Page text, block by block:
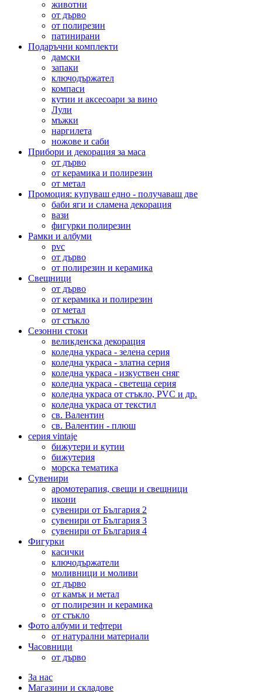
животни
от дърво
от полирезин
патинирани
Подаръчни комплекти
дамски
запаки
ключодържател
компаси
кутии и аксесоари за вино
Лули
мъжки
наргилета
ножове и саби
Прибори и декорация за маса
от дърво
от керамика и полирезин
от метал
Промоция: купуваш едно - получаваш две
баби яги и сламена декорация
вази
фигурки полирезин
Рамки и албуми
pvc
от дърво
от полирезин и керамика
Свещници
от дърво
от керамика и полирезин
от метал
от стъкло
Сезонни стоки
великденска декорация
коледна украса - зелена серия
коледна украса - златна серия
коледна украса - изкуствен сняг
коледна украса - светеща серия
коледна украса от стъкло, PVC и др.
коледна украса от текстил
св. Валентин
св. Валентин - плюш
серия vintaje
бижутери и кутии
бижутерия
морска тематика
Сувенири
аромотерапия, свещи и свещници
икони
сувенири от България 2
сувенири от България 3
сувенири от България 4
Фигурки
касички
ключодържатели
моливници и моливи
от дърво
от камък и метал
от полирезин и керамика
от стъкло
Фото албуми и тефтери
от натурални материали
Часовници
от дърво
За нас
Магазини и складове